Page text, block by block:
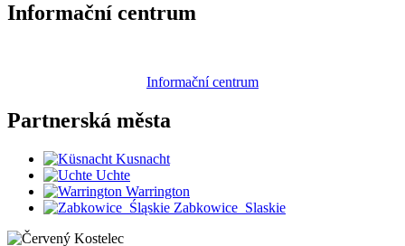
Informační centrum
Informační centrum
Partnerská města
Kusnacht
Uchte
Warrington
Zabkowice_Slaskie